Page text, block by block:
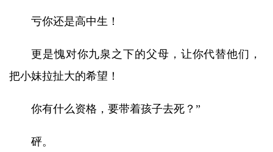
亏你还是高中生！
更是愧对你九泉之下的父母，让你代替他们，
把小妹拉扯大的希望！
你有什么资格，要带着孩子去死？”
砰。